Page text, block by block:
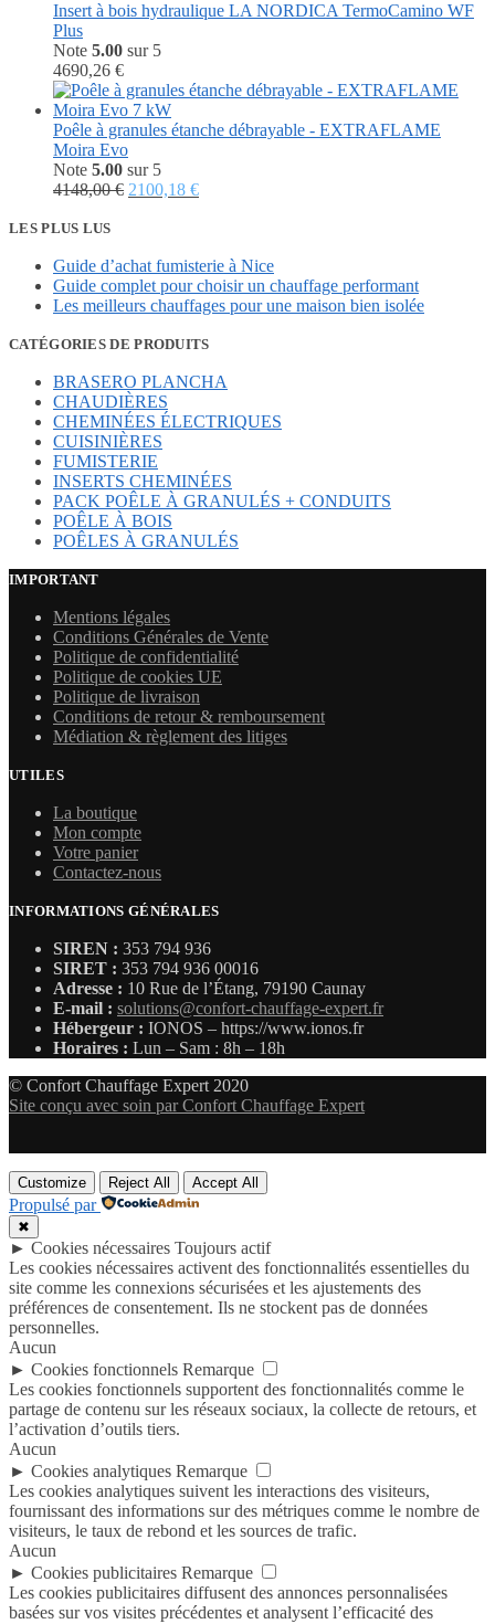
Insert à bois hydraulique LA NORDICA TermoCamino WF
Plus
Note 5.00 sur 5
4690,26 €
Poêle à granules étanche débrayable - EXTRAFLAME
Moira Evo
Note 5.00 sur 5
4148,00€ Le
4148,00 €.
2100,18 €Le
2100,18 €.
LES PLUS LUS
Guide d’achat fumisterie à Nice
Guide complet pour choisir un chauffage performant
Les meilleurs chauffages pour une maison bien isolée
CATÉGORIES DE PRODUITS
BRASERO PLANCHA
CHAUDIÈRES
CHEMINÉES ÉLECTRIQUES
CUISINIÈRES
FUMISTERIE
INSERTS CHEMINÉES
PACK POÊLE À GRANULÉS + CONDUITS
POÊLE À BOIS
POÊLES À GRANULÉS
IMPORTANT
Mentions légales
Conditions Générales de Vente
Politique de confidentialité
Politique de cookies UE
Politique de livraison
Conditions de retour & remboursement
Médiation & règlement des litiges
UTILES
La boutique
Mon compte
Votre panier
Contactez-nous
INFORMATIONS GÉNÉRALES
SIREN : 353 794 936
SIRET : 353 794 936 00016
Adresse : 10 Rue de l’Étang, 79190 Caunay
E-mail : solutions@confort-chauffage-expert.fr
Hébergeur : IONOS – https://www.ionos.fr
Horaires : Lun – Sam : 8h – 18h
© Confort Chauffage Expert 2020
Site conçu avec soin par Confort Chauffage Expert
Customize Reject All Accept All
Propulsé par
✖
► Cookies nécessaires Toujours actif
Les cookies nécessaires activent des fonctionnalités essentielles du
site comme les connexions sécurisées et les ajustements des
préférences de consentement. Ils ne stockent pas de données
personnelles.
Aucun
► Cookies fonctionnels Remarque
Les cookies fonctionnels supportent des fonctionnalités comme le
partage de contenu sur les réseaux sociaux, la collecte de retours, et
l’activation d’outils tiers.
Aucun
► Cookies analytiques Remarque
Les cookies analytiques suivent les interactions des visiteurs,
fournissant des informations sur des métriques comme le nombre de
visiteurs, le taux de rebond et les sources de trafic.
Aucun
► Cookies publicitaires Remarque
Les cookies publicitaires diffusent des annonces personnalisées
basées sur vos visites précédentes et analysent l’efficacité des